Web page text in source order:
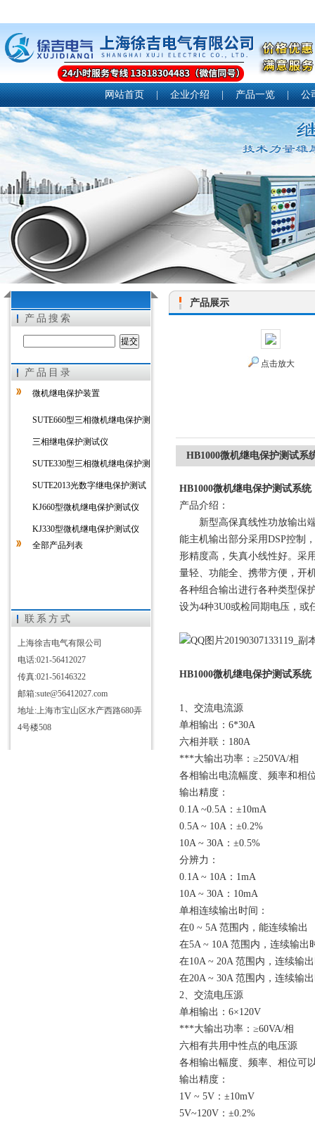
上海徐吉电气有限公司
网站首页 | 企业介绍 | 产品一览 | 公
产品搜索
产品目录
微机继电保护装置
SUTE660型三相微机继电保护测
三相继电保护测试仪
SUTE330型三相微机继电保护测
SUTE2013光数字继电保护测试
KJ660型微机继电保护测试仪
KJ330型微机继电保护测试仪
全部产品列表
联系方式
上海徐吉电气有限公司
电话:021-56412027
传真:021-56146322
邮箱:sute@56412027.com
地址:上海市宝山区水产西路680弄
4号楼508
产品展示
点击放大
HB1000微机继电保护测试系
HB1000微机继电保护测试系统
产品介绍：
新型高保真线性功放输出端
能主机输出部分采用DSP控制
形精度高，失真小线性好。采
量轻、功能全、携带方便，开
各种组合输出进行各种类型保
设为4种3U0或检同期电压，或
HB1000微机继电保护测试系统
1、交流电流源
单相输出：6*30A
六相并联：180A
***大输出功率：≥250VA/相
各相输出电流幅度、频率和相
输出精度：
0.1A ~0.5A：±10mA
0.5A ~ 10A：±0.2%
10A ~ 30A：±0.5%
分辨力：
0.1A ~ 10A：1mA
10A ~ 30A：10mA
单相连续输出时间：
在0 ~ 5A 范围内，能连续输出
在5A ~ 10A 范围内，连续输出
在10A ~ 20A 范围内，连续输
在20A ~ 30A 范围内，连续输
2、交流电压源
单相输出：6×120V
***大输出功率：≥60VA/相
六相有共用中性点的电压源
各相输出幅度、频率、相位可
输出精度：
1V ~ 5V：±10mV
5V~120V：±0.2%